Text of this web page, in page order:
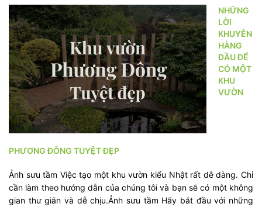
NHỮNG
LỜI
KHUYÊN
HÀNG
ĐẦU ĐỂ
CÓ MỘT
KHU
VƯỜN
PHƯƠNG ĐÔNG TUYỆT ĐẸP
Ảnh sưu tầm Việc tạo một khu vườn kiểu Nhật rất dễ dàng. Chỉ
cần làm theo hướng dẫn của chúng tôi và bạn sẽ có một không
gian thư giãn và dễ chịu.Ảnh sưu tầm Hãy bắt đầu với những